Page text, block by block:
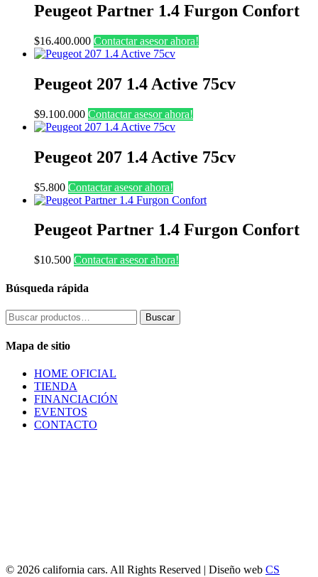
Peugeot Partner 1.4 Furgon Confort
$16.400.000 Contactar asesor ahora!
Peugeot 207 1.4 Active 75cv
$9.100.000 Contactar asesor ahora!
Peugeot 207 1.4 Active 75cv
$5.800 Contactar asesor ahora!
Peugeot Partner 1.4 Furgon Confort
$10.500 Contactar asesor ahora!
Búsqueda rápida
Buscar
por:
Buscar
Mapa de sitio
HOME OFICIAL
TIENDA
FINANCIACIÓN
EVENTOS
CONTACTO
© 2026 california cars. All Rights Reserved | Diseño web CS